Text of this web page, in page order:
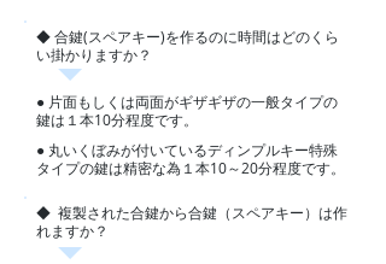
◆ 合鍵(スペアキー)を作るのに時間はどのくら
い掛かりますか？
● ​ 片面もしくは両面がギザギザの一般タイプの
鍵は１本10分程度です。
​● ​ 丸いくぼみが付いているディンプルキー特殊
タイプの鍵は精密な為１本10～20分程度です。
◆ 複製された合鍵から合鍵（スペアキー）は作
れますか？